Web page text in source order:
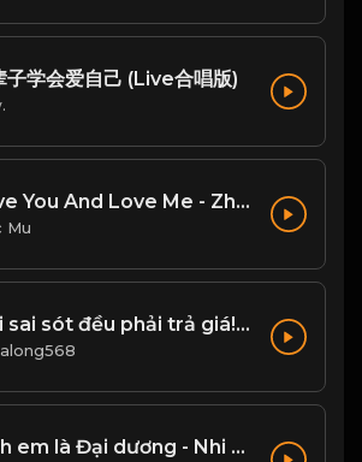
子学会爱自己 (Live合唱版)
Love You And Love Me - Zhang Yao
Mu
Mọi sai sót đều phải trả giá! Đạo
Tình em là Đại dương - Nhi Nhi Cover